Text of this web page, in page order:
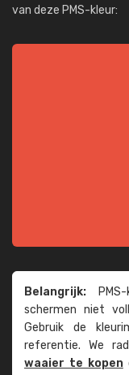
van deze PMS-kleur:
Belangrijk:
schermen niet
Gebruik de
referentie. We
waaier te kopen